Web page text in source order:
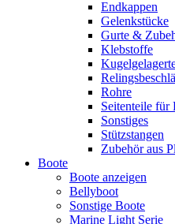
Endkappen
Gelenkstücke
Gurte &
Klebstoffe
Rohre
Seitenteile für
Sonstiges
Stützstangen
Zubehör aus
Boote
Boote anzeigen
Bellyboot
Sonstige Boote
Marine Light Serie